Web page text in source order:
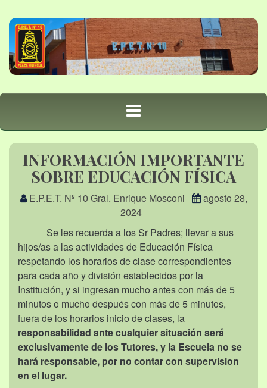
INFORMACIÓN IMPORTANTE
SOBRE EDUCACIÓN FÍSICA
E.P.E.T. Nº 10 Gral. Enrique Mosconi
agosto 28,
2024
Se les recuerda a los Sr Padres; llevar a sus
hijos/as a las actividades de Educación Física
respetando los horarios de clase correspondientes
para cada año y división establecidos por la
Institución, y si ingresan mucho antes con más de 5
minutos o mucho después con más de 5 minutos,
fuera de los horarios inicio de clases, la
responsabilidad ante cualquier situación será
exclusivamente de los Tutores, y la Escuela no se
hará responsable, por no contar con supervision
en el lugar.